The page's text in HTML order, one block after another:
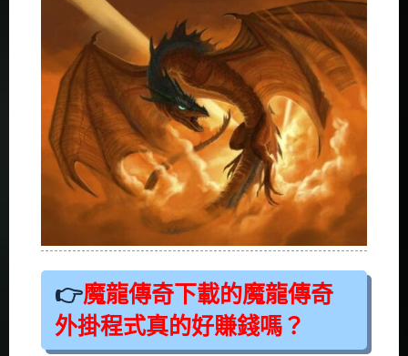
魔龍傳奇下載的魔龍傳奇
外掛程式真的好賺錢嗎？